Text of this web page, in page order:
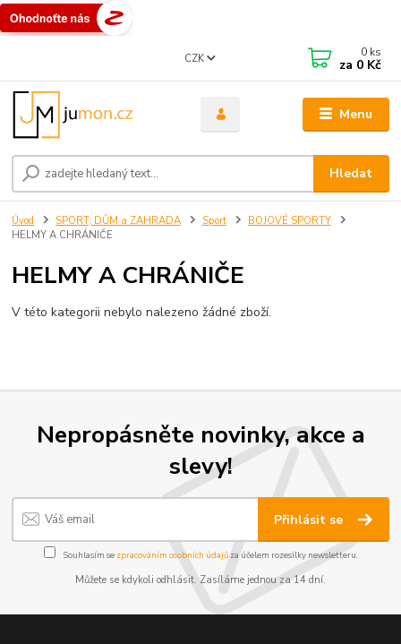
Menu
CZK
Hledat
0 ks
za 0 Kč
Úvod SPORT, DŮM a ZAHRADA Sport
BOJOVÉ SPORTY
HELMY A CHRÁNIČE
HELMY A CHRÁNIČE
V této kategorii nebylo nalezeno žádné zboží.
Nepropásněte novinky, akce a
slevy!
Přihlásit se
Souhlasím se zpracováním osobních údajůza účelem rozesílky newsletteru.
Můžete se kdykoli odhlásit. Zasíláme jednou za 14 dní.